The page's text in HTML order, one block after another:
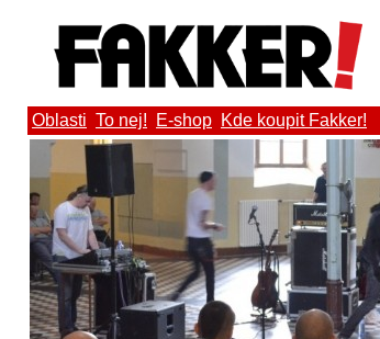
Oblasti To nej! E-shop Kde koupit Fakker!